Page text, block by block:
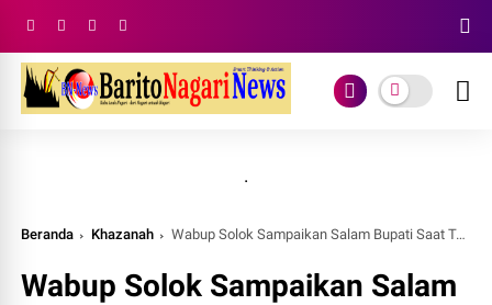
.
Beranda Khazanah Wabup Solok Sampaikan Salam Bupati Saat Tabligh Akbar di Masjid Raya Istiqomah Alahan Panjang.
Wabup Solok Sampaikan Salam